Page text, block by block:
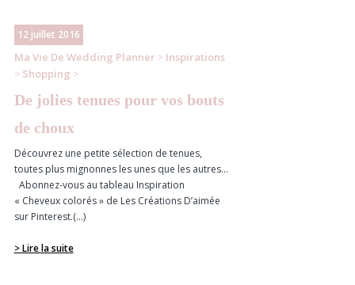
12 juillet 2016
Ma Vie De Wedding Planner > Inspirations
> Shopping >
De jolies tenues pour vos bouts
de choux
Découvrez une petite sélection de tenues,
toutes plus mignonnes les unes que les autres…
Abonnez-vous au tableau Inspiration
« Cheveux colorés » de Les Créations D’aimée
sur Pinterest.(...)
> Lire la suite